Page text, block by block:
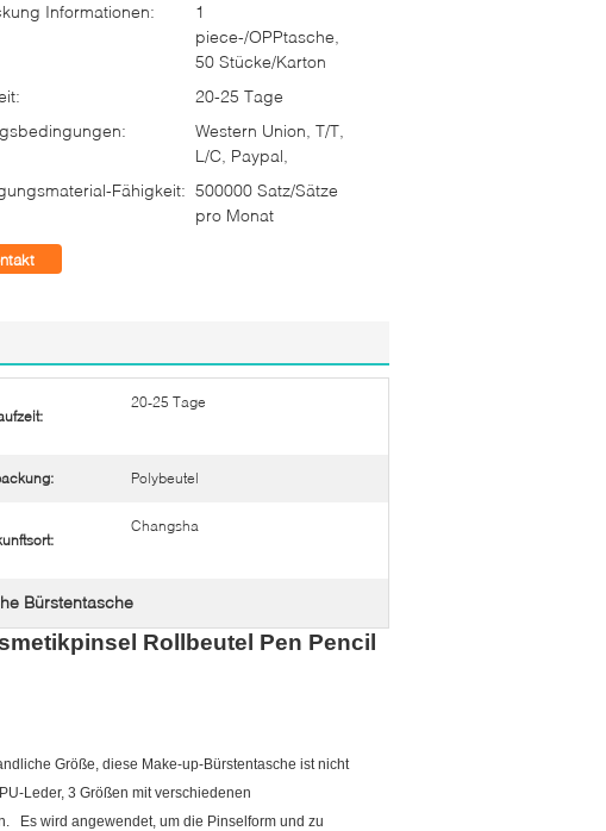
Informationen:
1
piece-/OPPtasche,
50 Stücke/Karton
20-25 Tage
Western Union, T/T,
L/C, Paypal,
Fähigkeit: 500000 Satz/Sätze
pro Monat
20-25 Tage
Polybeutel
Changsha
Bürstentasche
Rollbeutel Pen Pencil
Größe, diese Make-up-Bürstentasche ist nicht
Leder, 3 Größen mit verschiedenen
Es wird angewendet, um die Pinselform und zu